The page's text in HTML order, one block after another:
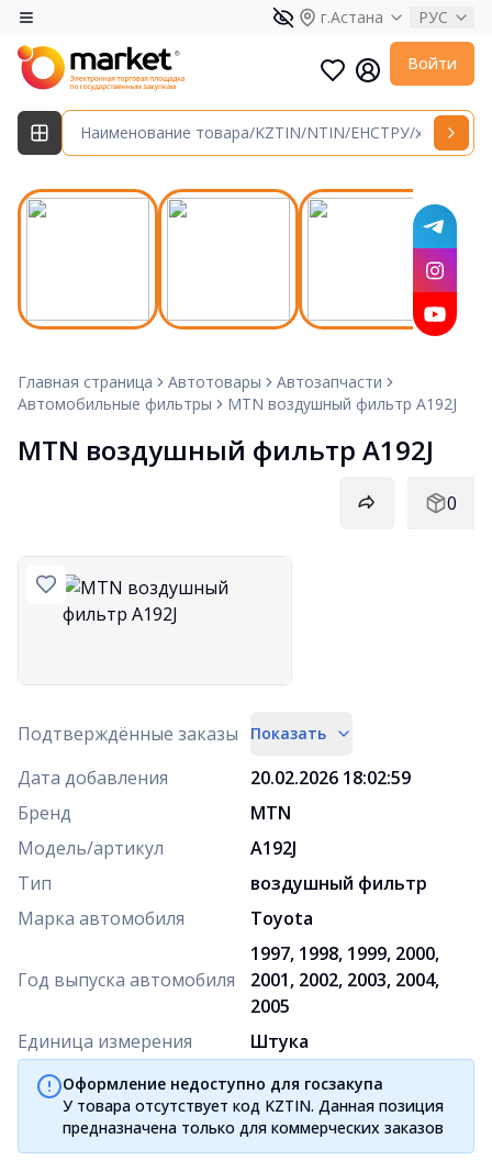
г.Астана РУС
Войти
Главная страница Автотовары
Автозапчасти
Автомобильные фильтры
MTN воздушный фильтр A192J
MTN воздушный фильтр A192J
0
Подтверждённые заказы Показать
Дата добавления
20.02.2026 18:02:59
Бренд
MTN
Модель/артикул
A192J
Тип
воздушный фильтр
Марка автомобиля
Toyota
Год выпуска автомобиля
1997, 1998, 1999, 2000,
2001, 2002, 2003, 2004,
2005
Единица измерения
Штука
Оформление недоступно для госзакупа
У товара отсутствует код KZTIN. Данная позиция
предназначена только для коммерческих заказов